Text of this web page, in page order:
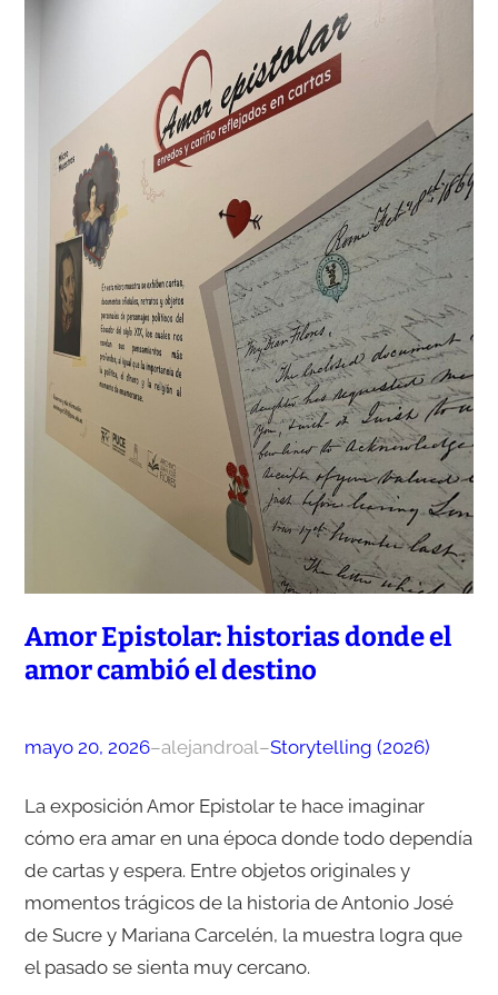
Amor Epistolar: historias donde el
amor cambió el destino
mayo 20, 2026–alejandroal–Storytelling (2026)
La exposición Amor Epistolar te hace imaginar
cómo era amar en una época donde todo dependía
de cartas y espera. Entre objetos originales y
momentos trágicos de la historia de Antonio José
de Sucre y Mariana Carcelén, la muestra logra que
el pasado se sienta muy cercano.